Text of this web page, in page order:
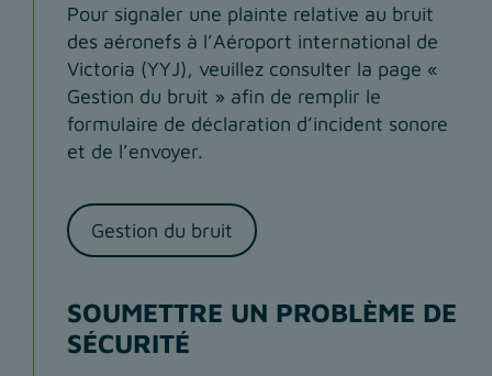
Pour signaler une plainte relative au bruit
des aéronefs à l’Aéroport international de
Victoria (YYJ), veuillez consulter la page «
Gestion du bruit » afin de remplir le
formulaire de déclaration d’incident sonore
et de l’envoyer.
Gestion du bruit
SOUMETTRE UN PROBLÈME DE
SÉCURITÉ